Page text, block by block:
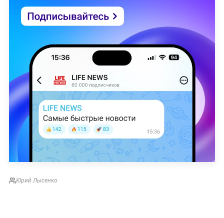
Юрий Лысенко